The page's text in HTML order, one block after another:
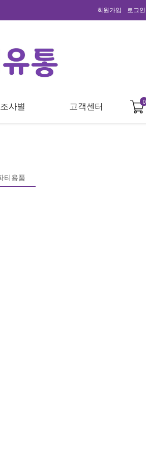
회원가입 로그인
사별 고객센터 0
티용품